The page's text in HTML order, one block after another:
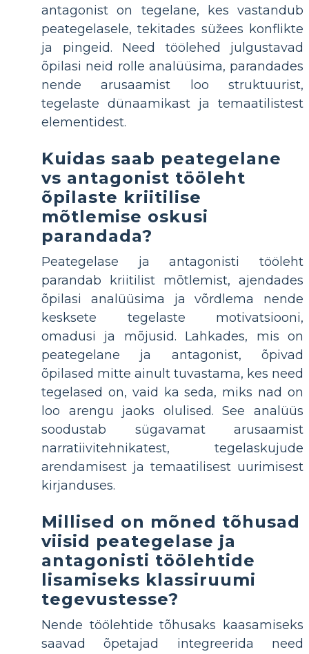
antagonist on tegelane, kes vastandub
peategelasele, tekitades süžees konflikte
ja pingeid. Need töölehed julgustavad
õpilasi neid rolle analüüsima, parandades
nende arusaamist loo struktuurist,
tegelaste dünaamikast ja temaatilistest
elementidest.
Kuidas saab peategelane
vs antagonist tööleht
õpilaste kriitilise
mõtlemise oskusi
parandada?
Peategelase ja antagonisti tööleht
parandab kriitilist mõtlemist, ajendades
õpilasi analüüsima ja võrdlema nende
kesksete tegelaste motivatsiooni,
omadusi ja mõjusid. Lahkades, mis on
peategelane ja antagonist, õpivad
õpilased mitte ainult tuvastama, kes need
tegelased on, vaid ka seda, miks nad on
loo arengu jaoks olulised. See analüüs
soodustab sügavamat arusaamist
narratiivitehnikatest, tegelaskujude
arendamisest ja temaatilisest uurimisest
kirjanduses.
Millised on mõned tõhusad
viisid peategelase ja
antagonisti töölehtide
lisamiseks klassiruumi
tegevustesse?
Nende töölehtide tõhusaks kaasamiseks
saavad õpetajad integreerida need